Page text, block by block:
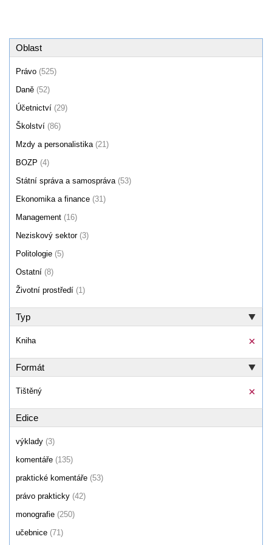
Oblast
Právo (525)
Daně (52)
Účetnictví (29)
Školství (86)
Mzdy a personalistika (21)
BOZP (4)
Státní správa a samospráva (53)
Ekonomika a finance (31)
Management (16)
Neziskový sektor (3)
Politologie (5)
Ostatní (8)
Životní prostředí (1)
Typ
Kniha
Formát
Tištěný
Edice
výklady (3)
komentáře (135)
praktické komentáře (53)
právo prakticky (42)
monografie (250)
učebnice (71)